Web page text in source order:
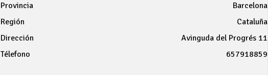
Provincia
Barcelona
Región
Cataluña
Dirección
Avinguda del Progrés 11
Télefono
657918859